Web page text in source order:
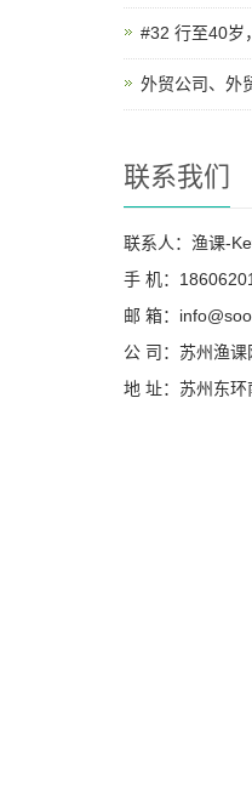
#32 行至40岁
外贸公司、外
联系我们
联系人：渔课-
手 机：
邮 箱：
公 司：苏州渔
地 址：苏州东